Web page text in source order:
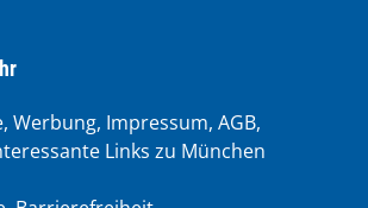
Werbung, Impressum, AGB,
Links zu München